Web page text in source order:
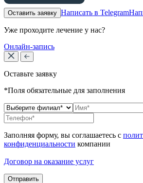
Оставить заявку Написать в Telegram
Уже проходите лечение у нас?
Онлайн-запись
Оставьте заявку
*Поля обязательные для заполнения
Заполняя форму, вы соглашаетесь с
конфиденциальности компании
Договор на оказание услуг
Отправить